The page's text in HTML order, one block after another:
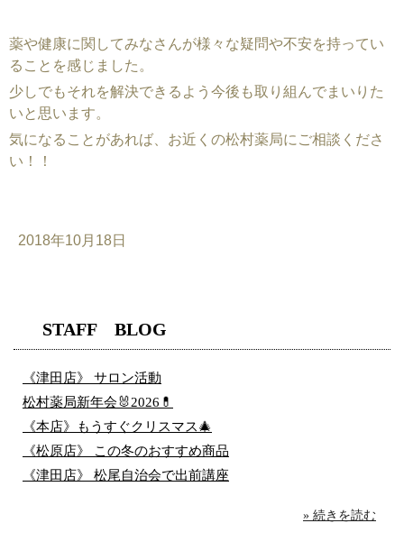
薬や健康に関してみなさんが様々な疑問や不安を持ってい
ることを感じました。
少しでもそれを解決できるよう今後も取り組んでまいりた
いと思います。
気になることがあれば、お近くの松村薬局にご相談くださ
い！！
2018年10月18日
STAFF BLOG
《津田店》 サロン活動
松村薬局新年会🐰2026💊
《本店》もうすぐクリスマス🎄
《松原店》 この冬のおすすめ商品
《津田店》 松尾自治会で出前講座
» 続きを読む